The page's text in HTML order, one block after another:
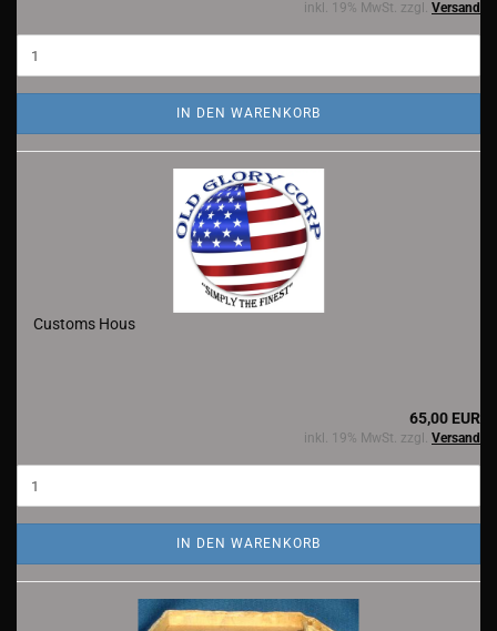
inkl. 19% MwSt. zzgl. Versand
IN DEN WARENKORB
Customs Hous
65,00 EUR
inkl. 19% MwSt. zzgl. Versand
IN DEN WARENKORB